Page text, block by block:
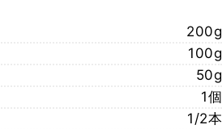
200g
100g
50g
1個
1/2本